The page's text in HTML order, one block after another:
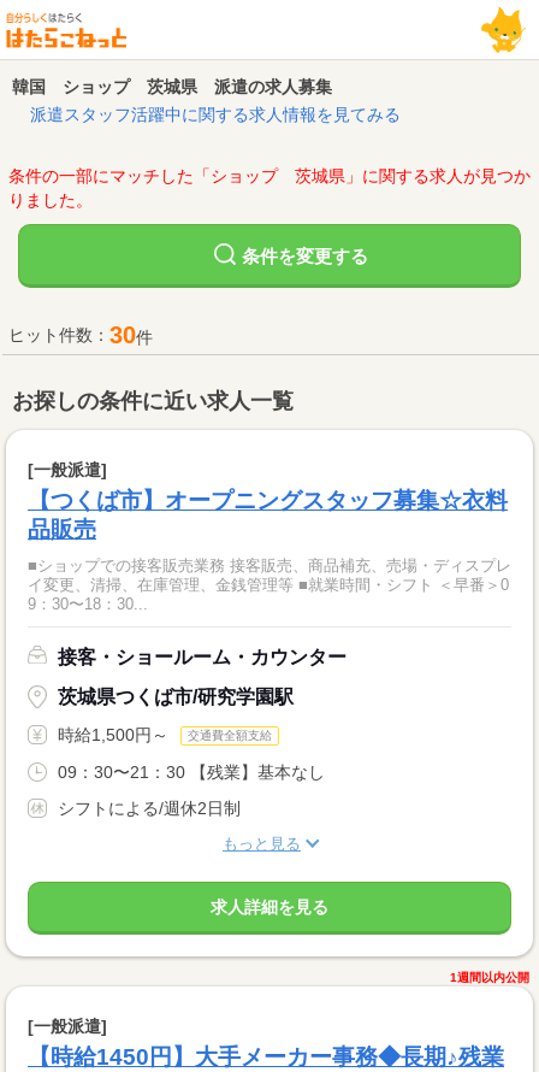
韓国 ショップ 茨城県 派遣の求人募集
派遣スタッフ活躍中に関する求人情報を見てみる
条件の一部にマッチした「ショップ 茨城県」に関する求人が見つか
りました。
条件を変更する
ヒット件数： 30件
お探しの条件に近い求人一覧
[一般派遣]
【つくば市】オープニングスタッフ募集☆衣料
品販売
■ショップでの接客販売業務 接客販売、商品補充、売場・ディスプレ
イ変更、清掃、在庫管理、金銭管理等 ■就業時間・シフト ＜早番＞0
9：30〜18：30...
接客・ショールーム・カウンター
茨城県つくば市/研究学園駅
時給1,500円～ 交通費全額支給
09：30〜21：30 【残業】基本なし
シフトによる/週休2日制
もっと見る
求人詳細を見る
1週間以内公開
[一般派遣]
【時給1450円】大手メーカー事務◆長期♪残業